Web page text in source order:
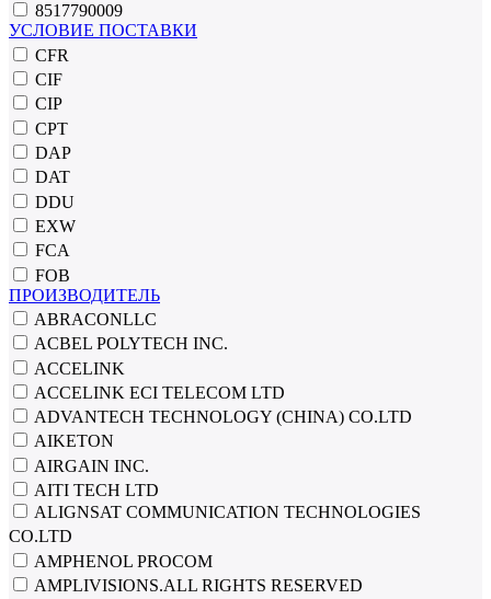
8517790009
УСЛОВИЕ ПОСТАВКИ
CFR
CIF
CIP
CPT
DAP
DAT
DDU
EXW
FCA
FOB
ПРОИЗВОДИТЕЛЬ
ABRACONLLC
ACBEL POLYTECH INC.
ACCELINK
ACCELINK ECI TELECOM LTD
ADVANTECH TECHNOLOGY (CHINA) CO.LTD
AIKETON
AIRGAIN INC.
AITI TECH LTD
ALIGNSAT COMMUNICATION TECHNOLOGIES
CO.LTD
AMPHENOL PROCOM
AMPLIVISIONS.ALL RIGHTS RESERVED